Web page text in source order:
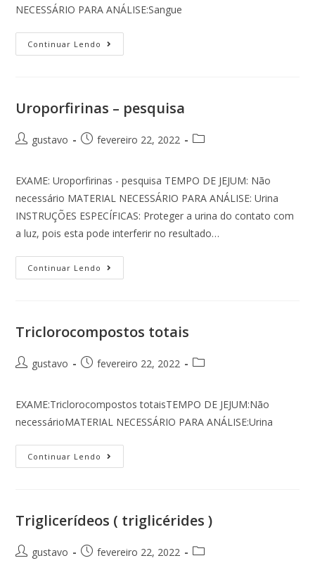
NECESSÁRIO PARA ANÁLISE:Sangue
Continuar Lendo
Uroporfirinas – pesquisa
gustavo fevereiro 22, 2022
EXAME: Uroporfirinas - pesquisa TEMPO DE JEJUM: Não
necessário MATERIAL NECESSÁRIO PARA ANÁLISE: Urina
INSTRUÇÕES ESPECÍFICAS: Proteger a urina do contato com
a luz, pois esta pode interferir no resultado…
Continuar Lendo
Triclorocompostos totais
gustavo fevereiro 22, 2022
EXAME:Triclorocompostos totaisTEMPO DE JEJUM:Não
necessárioMATERIAL NECESSÁRIO PARA ANÁLISE:Urina
Continuar Lendo
Triglicerídeos ( triglicérides )
gustavo fevereiro 22, 2022